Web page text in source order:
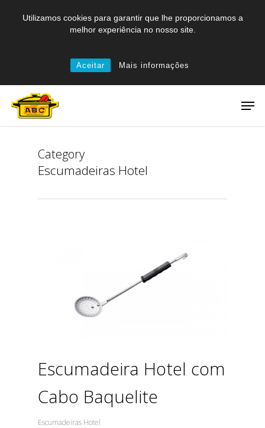
Utilizamos cookies para garantir que lhe proporcionamos a
melhor experiência no nosso site.
Aceitar Mais informações
Category
Escumadeiras Hotel
Escumadeira Hotel com
Cabo Baquelite
Escumadeiras Hotel